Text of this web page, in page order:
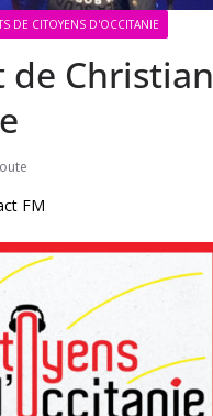
DE CITOYENS D'OCCITANIE
de Christian
FM